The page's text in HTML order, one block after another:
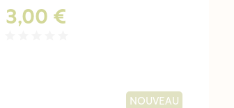
Prix
3,00 €
NOUVEAU